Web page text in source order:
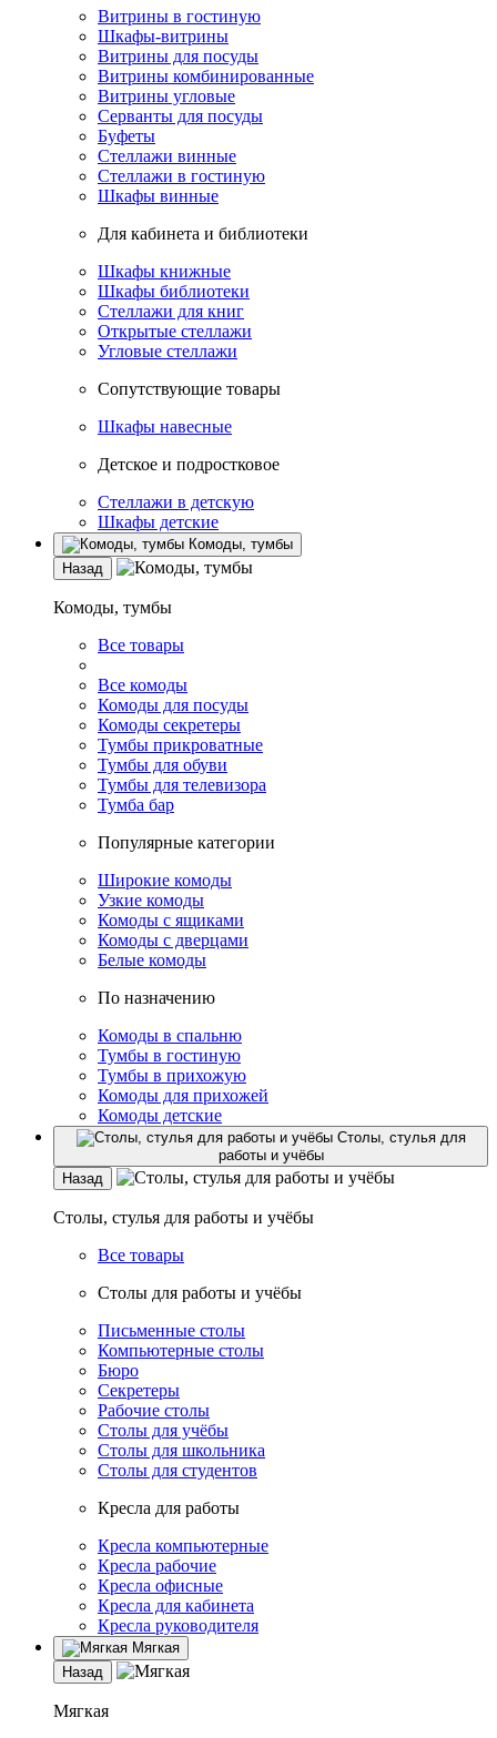
Витрины в гостиную
Шкафы-витрины
Витрины для посуды
Витрины комбинированные
Витрины угловые
Серванты для посуды
Буфеты
Стеллажи винные
Стеллажи в гостиную
Шкафы винные
Для кабинета и библиотеки
Шкафы книжные
Шкафы библиотеки
Стеллажи для книг
Открытые стеллажи
Угловые стеллажи
Сопутствующие товары
Шкафы навесные
Детское и подростковое
Стеллажи в детскую
Шкафы детские
Комоды, тумбы
Назад
Комоды, тумбы
Все товары
Все комоды
Комоды для посуды
Комоды секретеры
Тумбы прикроватные
Тумбы для обуви
Тумбы для телевизора
Тумба бар
Популярные категории
Широкие комоды
Узкие комоды
Комоды с ящиками
Комоды с дверцами
Белые комоды
По назначению
Комоды в спальню
Тумбы в гостиную
Тумбы в прихожую
Комоды для прихожей
Комоды детские
Столы, стулья для
работы и учёбы
Назад
Столы, стулья для работы и учёбы
Все товары
Столы для работы и учёбы
Письменные столы
Компьютерные столы
Бюро
Секретеры
Рабочие столы
Столы для учёбы
Столы для школьника
Столы для студентов
Кресла для работы
Кресла компьютерные
Кресла рабочие
Кресла офисные
Кресла для кабинета
Кресла руководителя
Мягкая
Назад
Мягкая